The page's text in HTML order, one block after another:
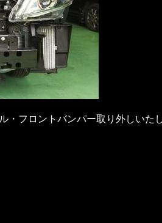
フロントバンパー取り外しいた